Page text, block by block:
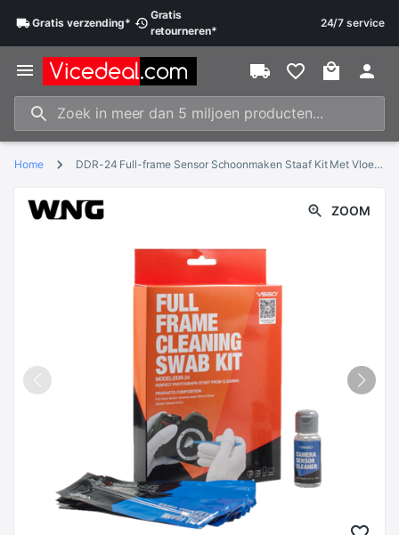
Gratisverzending*
Gratis
retourneren*
24/7 service
Home DDR-24 Full-frame Sensor Schoonmaken Staaf Kit Met Vloeibare Cleaner
ZOOM